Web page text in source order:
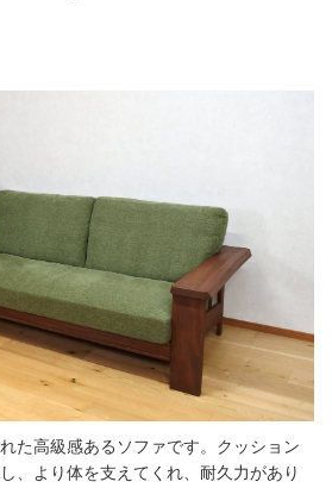
た高級感あるソファです。クッション
、より体を支えてくれ、耐久力があり